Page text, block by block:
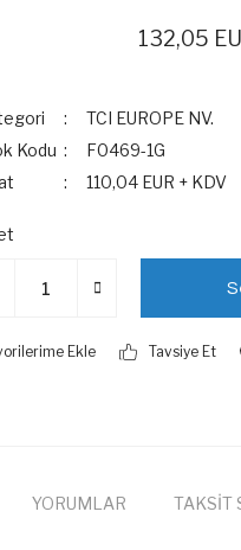
132,05
TCI EUROPE NV.
Kodu
F0469-1G
110,04 EUR + KDV
Tavsiye Et
YORUMLAR TAKSİT